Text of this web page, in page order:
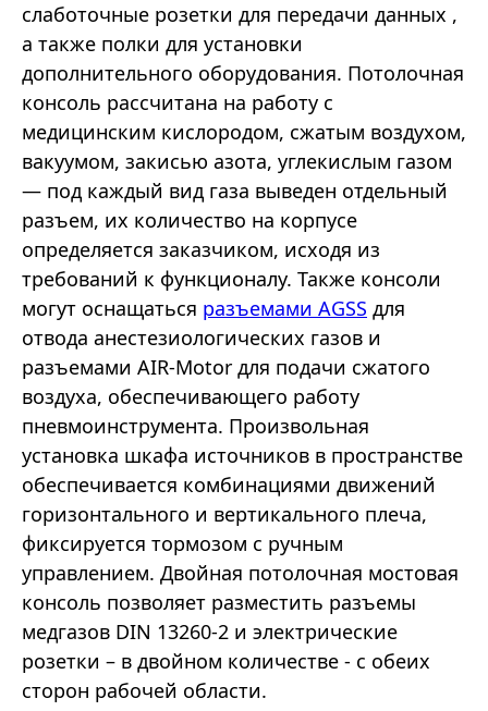
слаботочные розетки для передачи данных ,
а также полки для установки
дополнительного оборудования. Потолочная
консоль рассчитана на работу с
медицинским кислородом, сжатым воздухом,
вакуумом, закисью азота, углекислым газом
— под каждый вид газа выведен отдельный
разъем, их количество на корпусе
определяется заказчиком, исходя из
требований к функционалу. Также консоли
могут оснащаться разъемами AGSS для
отвода анестезиологических газов и
разъемами AIR-Motor для подачи сжатого
воздуха, обеспечивающего работу
пневмоинструмента. Произвольная
установка шкафа источников в пространстве
обеспечивается комбинациями движений
горизонтального и вертикального плеча,
фиксируется тормозом с ручным
управлением. Двойная потолочная мостовая
консоль позволяет разместить разъемы
медгазов DIN 13260-2 и электрические
розетки – в двойном количестве - с обеих
сторон рабочей области.